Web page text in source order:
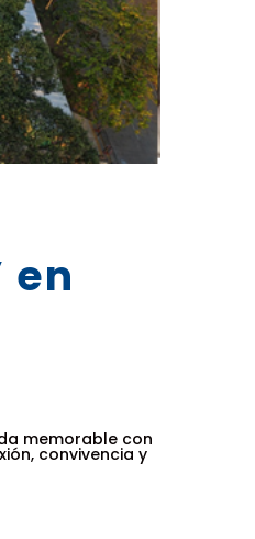
en
memorable con
convivencia y